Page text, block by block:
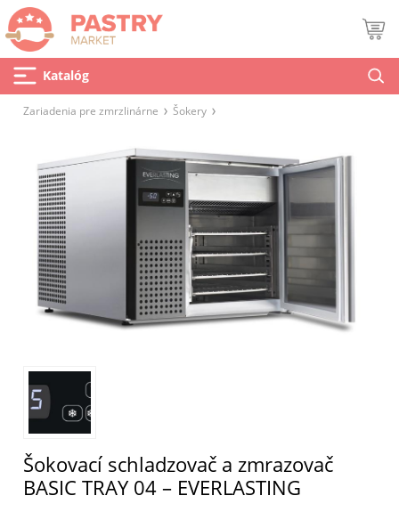
Katalóg
Zariadenia pre zmrzlinárne Šokery
Šokovací schladzovač a zmrazovač
BASIC TRAY 04 – EVERLASTING